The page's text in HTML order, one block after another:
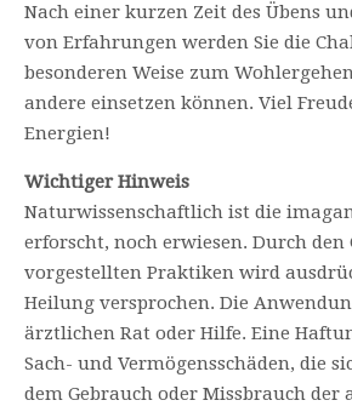
Nach einer kurzen Zeit des Übens
von Erfahrungen werden Sie die
besonderen Weise zum
andere einsetzen können. Viel
Energien!
Wichtiger Hinweis
Naturwissenschaftlich ist die
erforscht, noch erwiesen. Durch den
vorgestellten Praktiken wird
Heilung versprochen. Die
ärztlichen Rat oder Hilfe. Eine
Sach- und Vermögensschäden, die
dem Gebrauch oder Missbrauch der